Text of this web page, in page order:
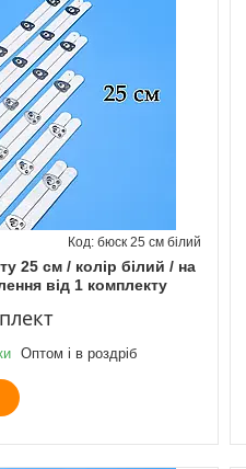
25 см / колір білий / на
від 1 комплекту
бюск 25 см білий
Оптом і в роздріб